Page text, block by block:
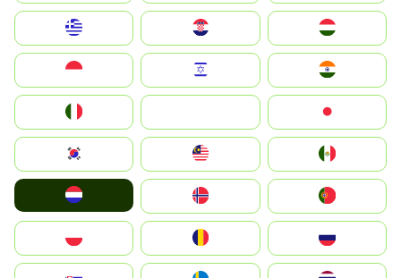
Magyarország
South Korea